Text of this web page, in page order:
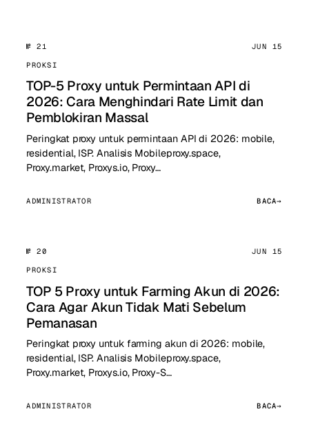
№ 21
JUN 15
PROKSI
TOP-5 Proxy untuk Permintaan API di
2026: Cara Menghindari Rate Limit dan
Pemblokiran Massal
Peringkat proxy untuk permintaan API di 2026: mobile,
residential, ISP. Analisis Mobileproxy.space,
Proxy.market, Proxys.io, Proxy…
ADMINISTRATOR BACA
№ 20
JUN 15
PROKSI
TOP 5 Proxy untuk Farming Akun di 2026:
Cara Agar Akun Tidak Mati Sebelum
Pemanasan
Peringkat proxy untuk farming akun di 2026: mobile,
residential, ISP. Analisis Mobileproxy.space,
Proxy.market, Proxys.io, Proxy-S…
ADMINISTRATOR BACA